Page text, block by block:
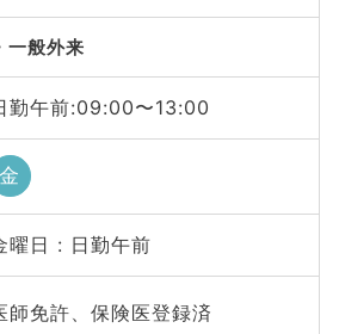
一般外来
勤午前:09:00〜13:00
金
曜日 : 日勤午前
師免許、保険医登録済